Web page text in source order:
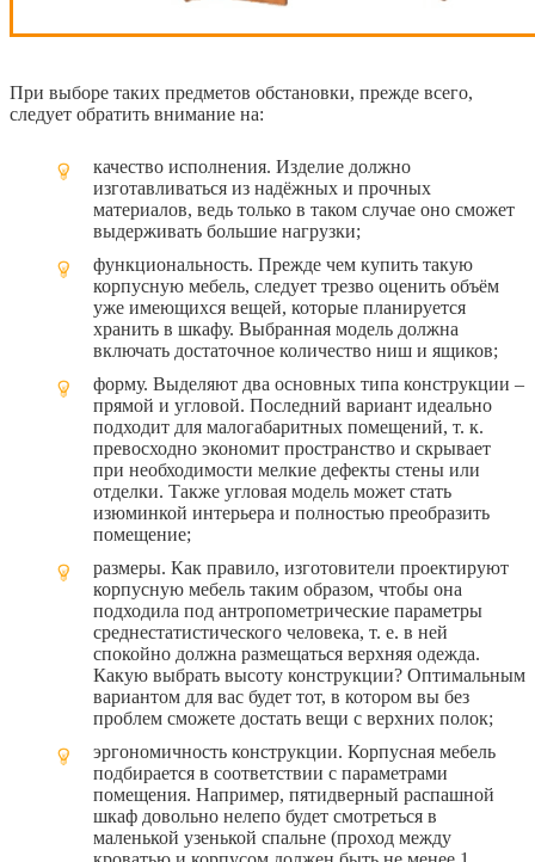
При выборе таких предметов обстановки, прежде всего,
следует обратить внимание на:
качество исполнения. Изделие должно
изготавливаться из надёжных и прочных
материалов, ведь только в таком случае оно сможет
выдерживать большие нагрузки;
функциональность. Прежде чем купить такую
корпусную мебель, следует трезво оценить объём
уже имеющихся вещей, которые планируется
хранить в шкафу. Выбранная модель должна
включать достаточное количество ниш и ящиков;
форму. Выделяют два основных типа конструкции –
прямой и угловой. Последний вариант идеально
подходит для малогабаритных помещений, т. к.
превосходно экономит пространство и скрывает
при необходимости мелкие дефекты стены или
отделки. Также угловая модель может стать
изюминкой интерьера и полностью преобразить
помещение;
размеры. Как правило, изготовители проектируют
корпусную мебель таким образом, чтобы она
подходила под антропометрические параметры
среднестатистического человека, т. е. в ней
спокойно должна размещаться верхняя одежда.
Какую выбрать высоту конструкции? Оптимальным
вариантом для вас будет тот, в котором вы без
проблем сможете достать вещи с верхних полок;
эргономичность конструкции. Корпусная мебель
подбирается в соответствии с параметрами
помещения. Например, пятидверный распашной
шкаф довольно нелепо будет смотреться в
маленькой узенькой спальне (проход между